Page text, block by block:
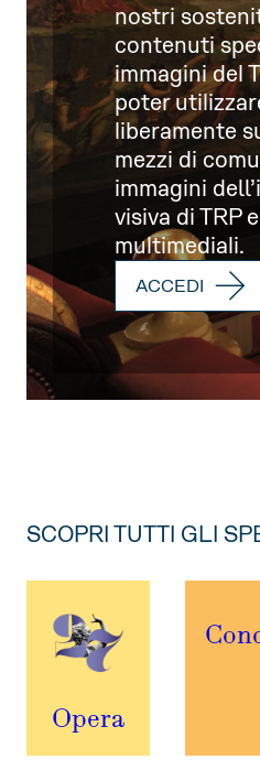
nostri
contenuti
immagini del
poter
liberamente
mezzi di
immagini
visiva di TRP
multimediali.
ACCEDI
SCOPRI TUTTI GLI
Opera